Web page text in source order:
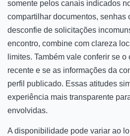
somente pelos canais indicados
compartilhar documentos, senhas
desconfie de solicitações
encontro, combine com clareza
limites. Também vale conferir se
recente e se as informações da
perfil publicado. Essas atitudes
experiência mais transparente
envolvidas.
A disponibilidade pode variar ao